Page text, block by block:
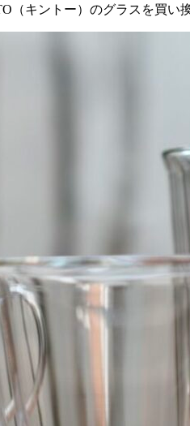
キントー）のグラスを買い